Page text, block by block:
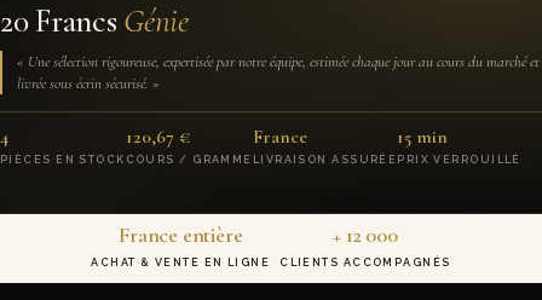
20 Francs Génie
« Une sélection rigoureuse, expertisée par notre équipe, estimée chaque jour au cours du marché et
livrée sous écrin sécurisé. »
4
PIÈCES EN STOCK
120,67 €
COURS / GRAMME
France
LIVRAISON ASSURÉE
15 min
PRIX VERROUILLÉ
France entière
ACHAT & VENTE EN LIGNE
+ 12 000
CLIENTS ACCOMPAGNÉS